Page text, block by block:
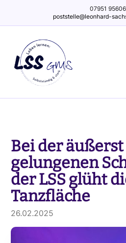
07951
poststelle@leonhard-
Bei der äußerst
gelungenen
der LSS glüht
Tanzfläche
26.02.2025